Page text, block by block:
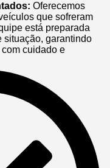
Oferecemos
que sofreram
está preparada
situação, garantindo
cuidado e